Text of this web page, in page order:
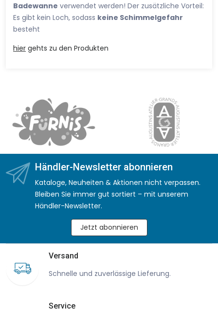
Badewanne verwendet werden! Der zusätzliche Vorteil:
Es gibt kein Loch, sodass keine Schimmelgefahr
besteht
hier gehts zu den Produkten
Händler-Newsletter abonnieren
Kataloge, Neuheiten & Aktionen nicht verpassen.
Bleiben Sie immer gut sortiert – mit unserem
Händler-Newsletter.
Jetzt abonnieren
Versand
Schnelle und zuverlässige Lieferung.
Service